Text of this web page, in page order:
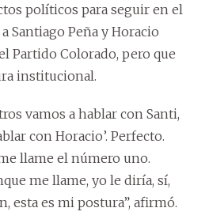
políticos para seguir en el
Santiago Peña y Horacio
Partido Colorado, pero que
institucional.
vamos a hablar con Santi,
con Horacio’. Perfecto.
llame el número uno.
me llame, yo le diría, sí,
esta es mi postura”, afirmó.